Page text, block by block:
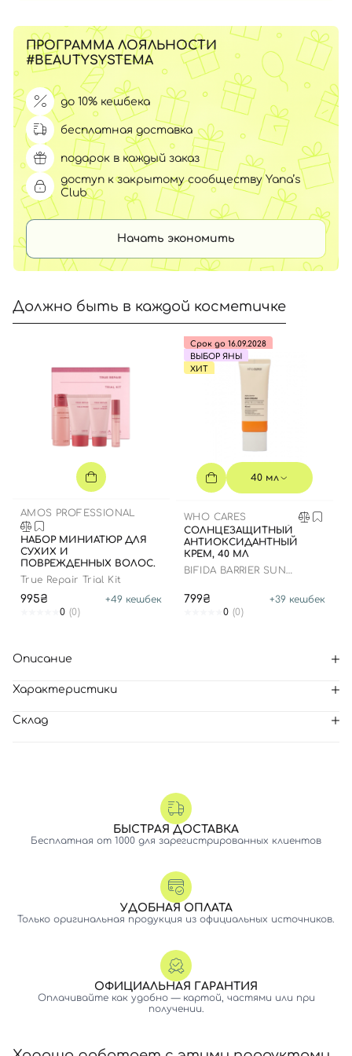
ПРОГРАММА ЛОЯЛЬНОСТИ
#BEAUTYSYSTEMA
до 10% кешбека
бесплатная доставка
подарок в каждый заказ
доступ к закрытому сообществу Yana’s
Club
Начать экономить
Должно быть в каждой косметичке
AMOS PROFESSIONAL
НАБОР МИНИАТЮР ДЛЯ
СУХИХ И
ПОВРЕЖДЕННЫХ ВОЛОС.
True Repair Trial Kit
995₴ +49 кешбек
0 (0)
Срок до 16.09.2028
ВЫБОР ЯНЫ
ХИТ
40 мл
WHO CARES
СОЛНЦЕЗАЩИТНЫЙ
АНТИОКСИДАНТНЫЙ
КРЕМ, 40 МЛ
BIFIDA BARRIER SUN
799₴ +39 кешбек
0 (0)
Описание
Характеристики
Склад
БЫСТРАЯ ДОСТАВКА
Бесплатная от 1000 для зарегистрированных клиентов
УДОБНАЯ ОПЛАТА
Только оригинальная продукция из официальных источников.
ОФИЦИАЛЬНАЯ ГАРАНТИЯ
Оплачивайте как удобно — картой, частями или при
получении.